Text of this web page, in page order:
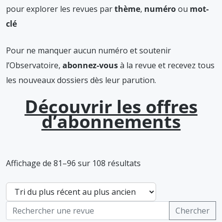
pour explorer les revues parthème, numéroou mot-
clé
Pour ne manquer aucun numéro et soutenir
l’Observatoire, abonnez-vousà la revue et recevez tous
les nouveaux dossiers dès leur parution.
Découvrir les offres
d’abonnements
Affichage de 81–96 sur 108 résultats